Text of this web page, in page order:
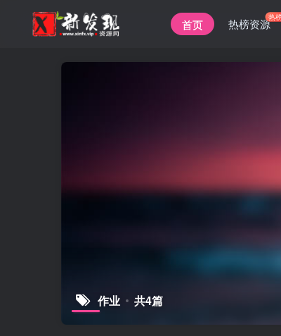
首页 热榜资源热
作业 共4篇